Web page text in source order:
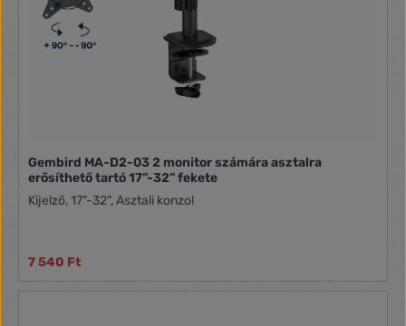
Gembird MA-D2-03 2 monitor számára asztalra
erősíthető tartó 17”-32” fekete
Kijelző, 17"-32", Asztali konzol
7 540 Ft